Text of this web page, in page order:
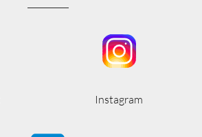
Instagram